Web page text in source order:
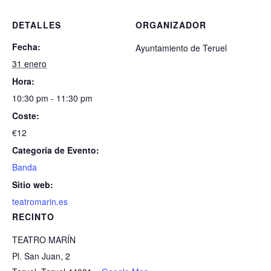
DETALLES
Fecha:
31 enero
Hora:
10:30 pm - 11:30 pm
Coste:
€12
Categoría de Evento:
Banda
Sitio web:
teatromarin.es
RECINTO
TEATRO MARÍN
Pl. San Juan, 2
ORGANIZADOR
Ayuntamiento de Teruel